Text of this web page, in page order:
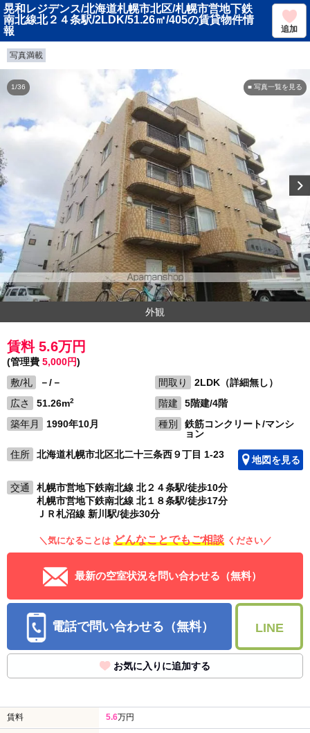
晃和レジデンス/北海道札幌市北区/札幌市営地下鉄
南北線北２４条駅/2LDK/51.26㎡/405の賃貸物件情
報
追加
写真満載
■ 写真一覧を見る
1/36
外観
賃料 5.6万円
(管理費 5,000円)
敷/礼
－/－ 間取り
2LDK（詳細無し）
広さ
51.26m2 階建
5階建/4階
築年月
1990年10月 種別
鉄筋コンクリート/マンシ
ョン
住所
北海道札幌市北区北二十三条西９丁目 1-23 地図を見る
交通
札幌市営地下鉄南北線 北２４条駅/徒歩10分
札幌市営地下鉄南北線 北１８条駅/徒歩17分
ＪＲ札沼線 新川駅/徒歩30分
＼気になることは どんなことでもご相談 ください／
最新の空室状況を問い合わせる（無料）
電話で問い合わせる（無料） LINE
お気に入りに追加する
賃料 5.6万円